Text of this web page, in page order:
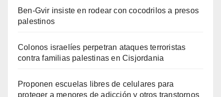
Ben-Gvir insiste en rodear con cocodrilos a presos
palestinos
Colonos israelíes perpetran ataques terroristas
contra familias palestinas en Cisjordania
Proponen escuelas libres de celulares para
proteger a menores de adicción y otros transtornos